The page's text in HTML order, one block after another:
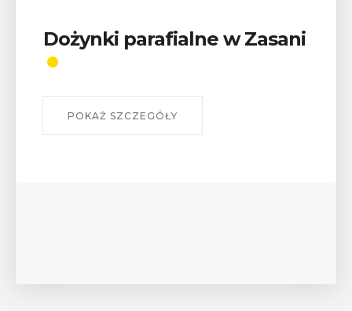
Wykład „Jak zdobyć
odznaki na myślenickich
W środę 12 sierpnia o godz. 17 w Miejskiej